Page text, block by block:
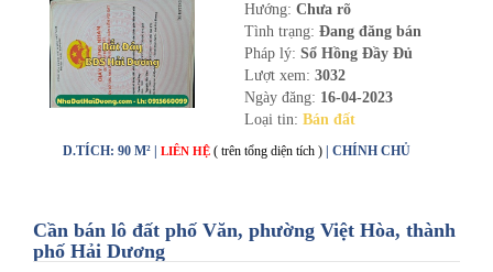
Hướng: Chưa rõ
Tình trạng: Đang đăng bán
Pháp lý: Sổ Hồng Đầy Đủ
Lượt xem: 3032
Ngày đăng: 16-04-2023
Loại tin: Bán đất
D.TÍCH: 90 M² | LIÊN HỆ ( trên tổng diện tích ) | CHÍNH CHỦ
Cần bán lô đất phố Văn, phường Việt Hòa, thành
phố Hải Dương